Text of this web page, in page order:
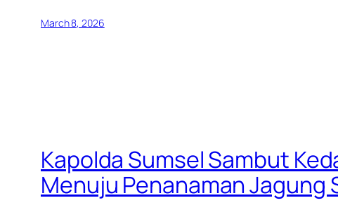
March 8, 2026
Kapolda Sumsel Sambut
Menuju Penanaman Jagung